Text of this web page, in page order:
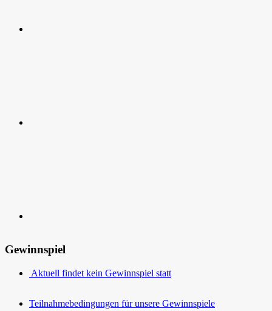
Gewinnspiel
Aktuell findet kein Gewinnspiel statt
Teilnahmebedingungen für unsere Gewinnspiele